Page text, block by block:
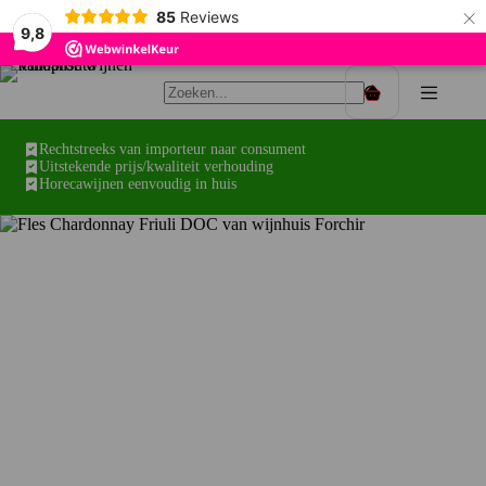
9,8
85 Reviews ×
Ga
Winkelwagen
Rechtstreeks van importeur naar consument
Uitstekende prijs/kwaliteit verhouding
Horecawijnen eenvoudig in huis